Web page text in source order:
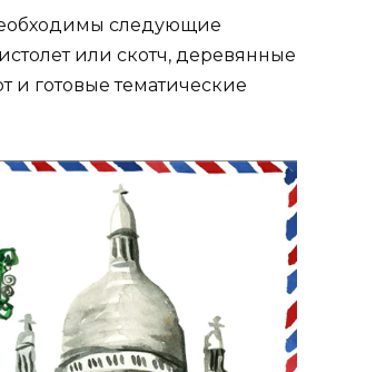
следующие
или скотч, деревянные
готовые тематические